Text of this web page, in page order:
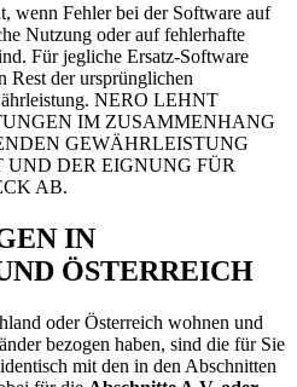
wenn Fehler bei der Software auf
Nutzung oder auf fehlerhafte
Für jegliche Ersatz-Software
Rest der ursprünglichen
NERO LEHNT
IM ZUSAMMENHANG
GEWÄHRLEISTUNG
DER EIGNUNG FÜR
AB.
IN
ÖSTERREICH
oder Österreich wohnen und
bezogen haben, sind die für Sie
mit den in den Abschnitten